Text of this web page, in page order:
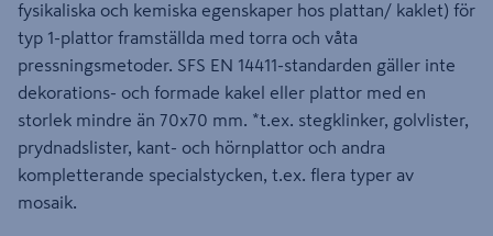
fysikaliska och kemiska egenskaper hos plattan/ kaklet) för
typ 1-plattor framställda med torra och våta
pressningsmetoder. SFS EN 14411-standarden gäller inte
dekorations- och formade kakel eller plattor med en
storlek mindre än 70x70 mm. *t.ex. stegklinker, golvlister,
prydnadslister, kant- och hörnplattor och andra
kompletterande specialstycken, t.ex. flera typer av
mosaik.